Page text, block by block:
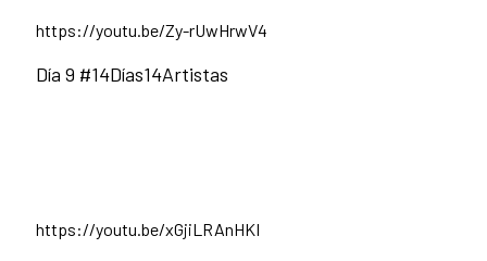
https://youtu.be/Zy-rUwHrwV4
Día 9 #14Días14Artistas
https://youtu.be/xGjiLRAnHKI